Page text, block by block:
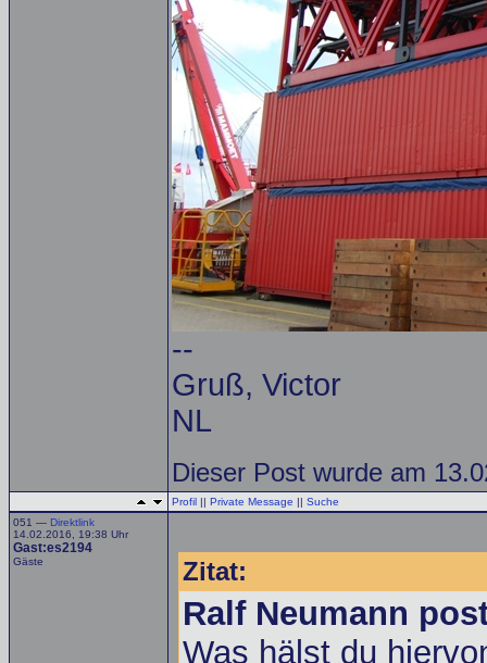
--
Gruß, Victor
NL
Dieser Post wurde am
Profil || Private Message || Suche
051 — Direktlink
14.02.2016, 19:38 Uhr
Gast:es2194
Gäste Zitat:
Ralf Neumann
Was hälst du